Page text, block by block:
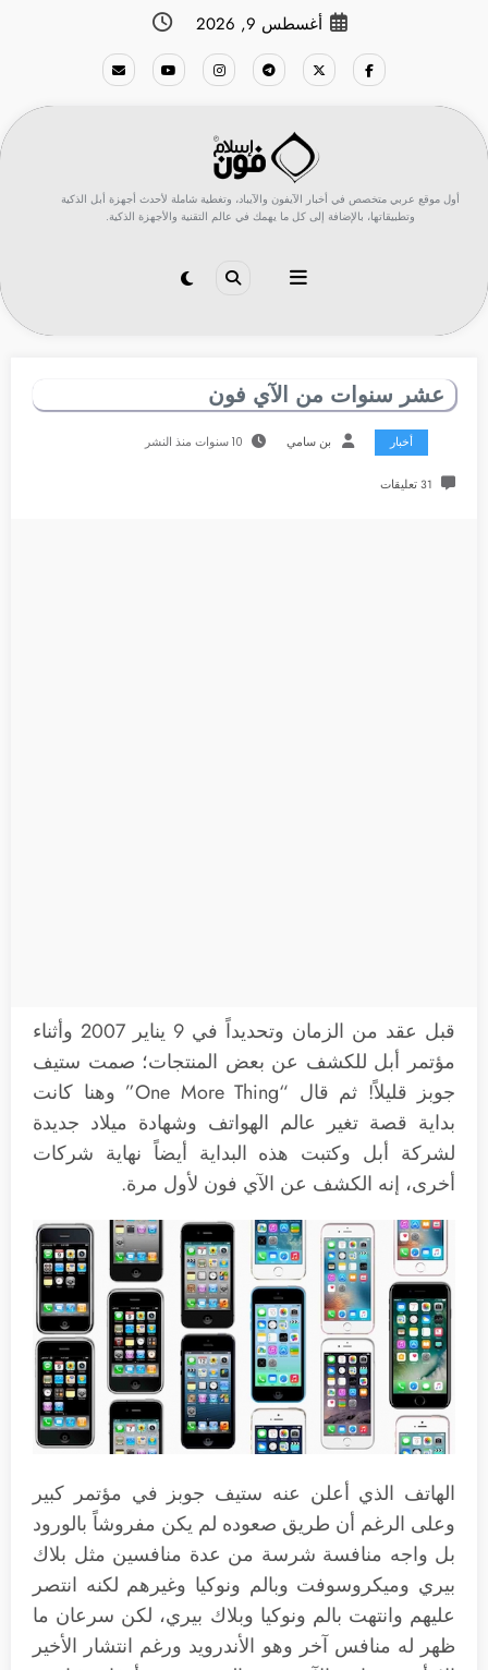
أغسطس 9, 2026
أول موقع عربي متخصص في أخبار الآيفون والآيباد، وتغطية شاملة لأحدث أجهزة أبل الذكية
وتطبيقاتها، بالإضافة إلى كل ما يهمك في عالم التقنية والأجهزة الذكية.
عشر سنوات من الآي فون
أخبار بن سامي 10 سنوات منذ النشر
31 تعليقات
قبل عقد من الزمان وتحديداً في 9 يناير 2007 وأثناء
مؤتمر أبل للكشف عن بعض المنتجات؛ صمت ستيف
جوبز قليلاً! ثم قال “One More Thing” وهنا كانت
بداية قصة تغير عالم الهواتف وشهادة ميلاد جديدة
لشركة أبل وكتبت هذه البداية أيضاً نهاية شركات
أخرى، إنه الكشف عن الآي فون لأول مرة.
الهاتف الذي أعلن عنه ستيف جوبز في مؤتمر كبير
وعلى الرغم أن طريق صعوده لم يكن مفروشاً بالورود
بل واجه منافسة شرسة من عدة منافسين مثل بلاك
بيري وميكروسوفت وبالم ونوكيا وغيرهم لكنه انتصر
عليهم وانتهت بالم ونوكيا وبلاك بيري، لكن سرعان ما
ظهر له منافس آخر وهو الأندرويد ورغم انتشار الأخير